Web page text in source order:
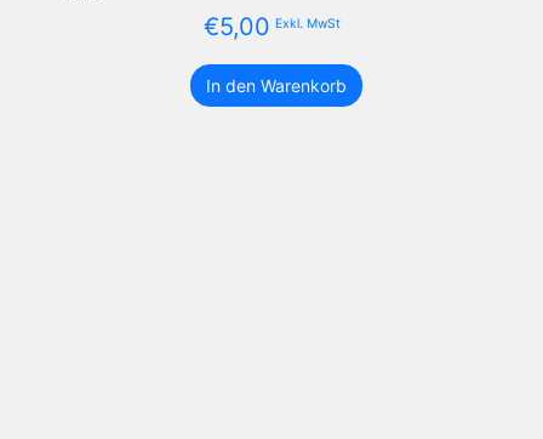
€5,00 Exkl. MwSt
Round
In den Warenkorb